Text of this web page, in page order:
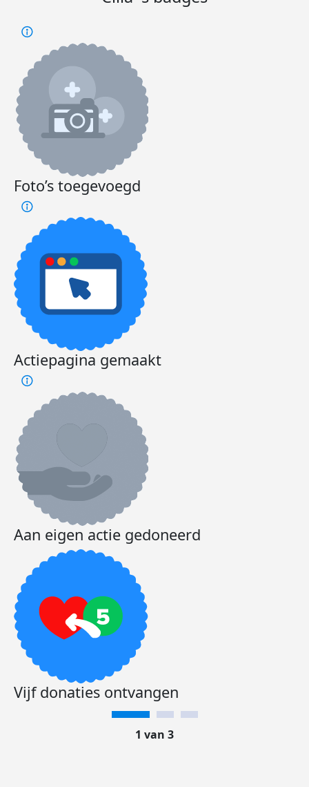
Foto’s toegevoegd
Actiepagina gemaakt
Aan eigen actie gedoneerd
Vijf donaties ontvangen
1 van 3